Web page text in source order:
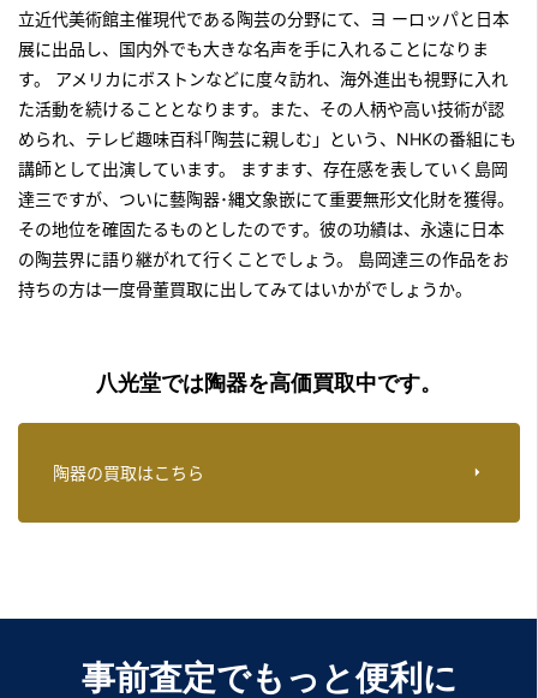
立近代美術館主催現代である陶芸の分野にて、ヨ ーロッパと日本
展に出品し、国内外でも大きな名声を手に入れることになりま
す。 アメリカにボストンなどに度々訪れ、海外進出も視野に入れ
た活動を続けることとなります。また、その人柄や高い技術が認
められ、テレビ趣味百科｢陶芸に親しむ」という、NHKの番組にも
講師として出演しています。 ますます、存在感を表していく島岡
達三ですが、ついに藝陶器･縄文象嵌にて重要無形文化財を獲得。
その地位を確固たるものとしたのです。彼の功績は、永遠に日本
の陶芸界に語り継がれて行くことでしょう。 島岡達三の作品をお
持ちの方は一度骨董買取に出してみてはいかがでしょうか。
八光堂では陶器を高価買取中です。
陶器の買取はこちら
事前査定でもっと便利に